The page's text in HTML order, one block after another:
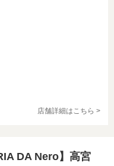
店舗詳細はこちら >
DA Nero】高宮